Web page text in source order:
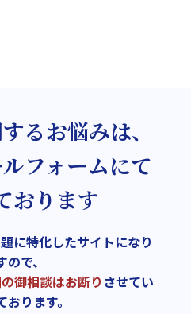
るお悩みは、
フォームにて
おります
に特化したサイトになり
ので、
御相談はお断り させてい
ります。